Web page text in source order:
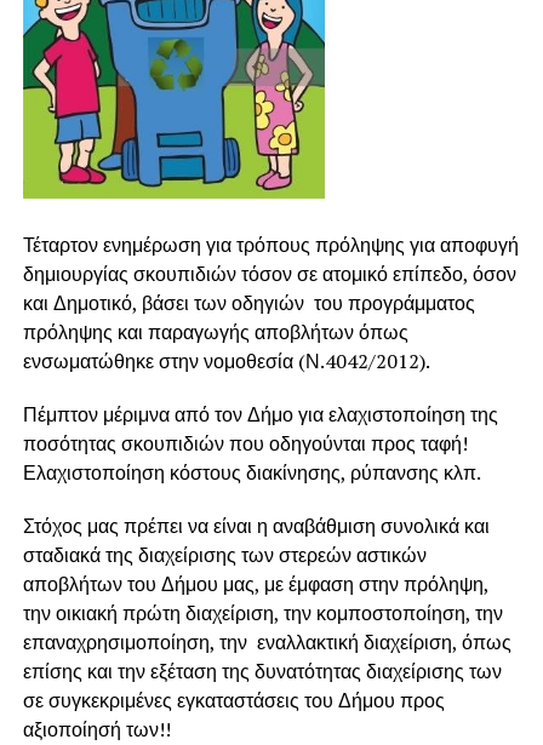
Τέταρτον ενημέρωση για τρόπους πρόληψης για αποφυγή
δημιουργίας σκουπιδιών τόσον σε ατομικό επίπεδο, όσον
και Δημοτικό, βάσει των οδηγιών του προγράμματος
πρόληψης και παραγωγής αποβλήτων όπως
ενσωματώθηκε στην νομοθεσία (Ν.4042/2012).
Πέμπτον μέριμνα από τον Δήμο για ελαχιστοποίηση της
ποσότητας σκουπιδιών που οδηγούνται προς ταφή!
Ελαχιστοποίηση κόστους διακίνησης, ρύπανσης κλπ.
Στόχος μας πρέπει να είναι η αναβάθμιση συνολικά και
σταδιακά της διαχείρισης των στερεών αστικών
αποβλήτων του Δήμου μας, με έμφαση στην πρόληψη,
την οικιακή πρώτη διαχείριση, την κομποστοποίηση, την
επαναχρησιμοποίηση, την εναλλακτική διαχείριση, όπως
επίσης και την εξέταση της δυνατότητας διαχείρισης των
σε συγκεκριμένες εγκαταστάσεις του Δήμου προς
αξιοποίησή των!!